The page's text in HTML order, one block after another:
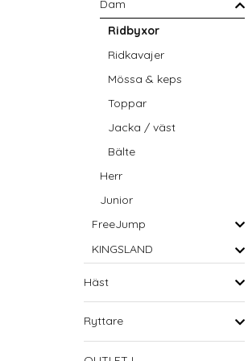
Dam
Ridbyxor
Ridkavajer
Mössa & keps
Toppar
Jacka / väst
Bälte
Herr
Junior
FreeJump
KINGSLAND
Häst
Ryttare